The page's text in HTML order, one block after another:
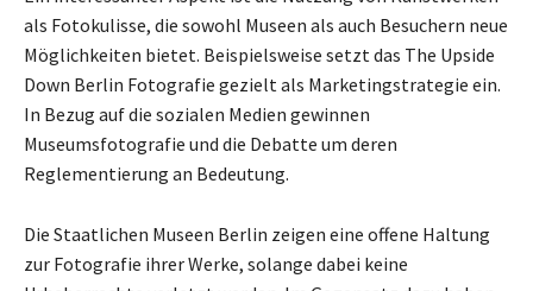
als Fotokulisse, die sowohl Museen als auch Besuchern neue
Möglichkeiten bietet. Beispielsweise setzt das The Upside
Down Berlin Fotografie gezielt als Marketingstrategie ein.
In Bezug auf die sozialen Medien gewinnen
Museumsfotografie und die Debatte um deren
Reglementierung an Bedeutung.
Die Staatlichen Museen Berlin zeigen eine offene Haltung
zur Fotografie ihrer Werke, solange dabei keine